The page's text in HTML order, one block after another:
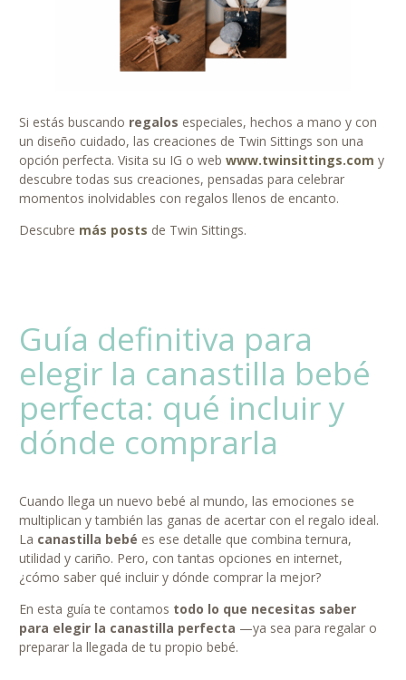
Si estás buscando regalos especiales, hechos a mano y con
un diseño cuidado, las creaciones de Twin Sittings son una
opción perfecta. Visita su IG o webwww.twinsittings.com y
descubre todas sus creaciones, pensadas para celebrar
momentos inolvidables con regalos llenos de encanto.
Descubre más posts de Twin Sittings.
Guía definitiva para
elegir la canastilla bebé
perfecta: qué incluir y
dónde comprarla
Cuando llega un nuevo bebé al mundo, las emociones se
multiplican y también las ganas de acertar con el regalo ideal.
La canastilla bebé es ese detalle que combina ternura,
utilidad y cariño. Pero, con tantas opciones en internet,
¿cómo saber qué incluir y dónde comprar la mejor?
En esta guía te contamos todo lo que necesitas saber
para elegir la canastilla perfecta —ya sea para regalar o
preparar la llegada de tu propio bebé.